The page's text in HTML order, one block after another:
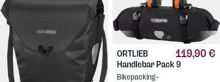
119,90 €
ORTLIEB
Handlebar Pack 9
Bikepacking-